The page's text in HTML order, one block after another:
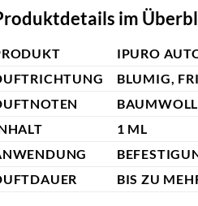
im
IPURO
BLUMIG,
1 ML
BIS ZU